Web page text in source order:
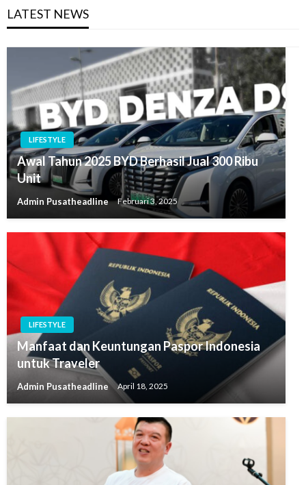
LATEST NEWS
LIFESTYLE
Awal Tahun 2025 BYD Berhasil Jual 300 Ribu
Unit
Admin Pusatheadline Februari 3, 2025
LIFESTYLE
Manfaat dan Keuntungan Paspor Indonesia
untuk Traveler
Admin Pusatheadline April 18, 2025